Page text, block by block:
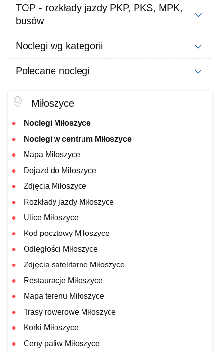
TOP - rozkłady jazdy PKP, PKS, MPK,
busów
Noclegi wg kategorii
Polecane noclegi
Miłoszyce
Noclegi Miłoszyce
Noclegi w centrum Miłoszyce
Mapa Miłoszyce
Dojazd do Miłoszyce
Zdjęcia Miłoszyce
Rozkłady jazdy Miłoszyce
Ulice Miłoszyce
Kod pocztowy Miłoszyce
Odległości Miłoszyce
Zdjęcia satelitarne Miłoszyce
Restauracje Miłoszyce
Mapa terenu Miłoszyce
Trasy rowerowe Miłoszyce
Korki Miłoszyce
Ceny paliw Miłoszyce